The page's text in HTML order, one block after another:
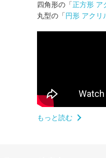
四角形の「正方形 ア
丸型の「円形 アクリ
もっと読む